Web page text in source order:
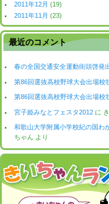
2011年12月 (19)
2011年11月 (23)
最近のコメント
春の全国交通安全運動街頭啓発
第86回選抜高校野球大会出場校
第86回選抜高校野球大会出場校
宮子姫みなとフェスタ2012 に
和歌山大学附属小学校紀の国わ
ちゃん より